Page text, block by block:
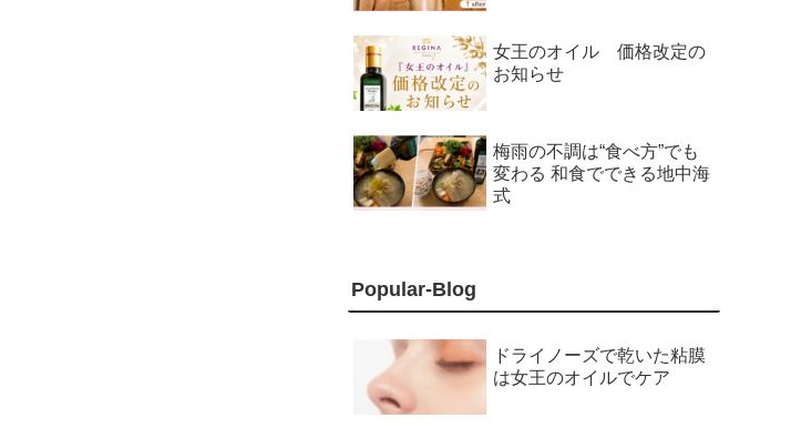
女王のオイル 価格改定の
お知らせ
梅雨の不調は“食べ方”でも
変わる 和食でできる地中海
式
Popular-Blog
ドライノーズで乾いた粘膜
は女王のオイルでケア